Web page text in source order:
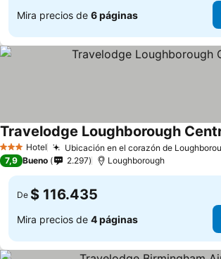
Mira precios de 6 páginas
3 Estrellas
Hotel Ubicación en el corazón de
Travelodge Loughborough
7,9 Bueno 2.297 Loughborough
De $ 116.435
Mira precios de 4 páginas